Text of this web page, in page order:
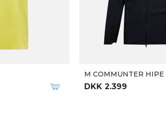
M COMMUNTER HIPE
DKK 2.399